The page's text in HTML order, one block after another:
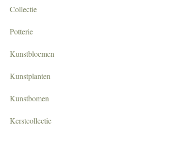
Collectie
Potterie
Kunstbloemen
Kunstplanten
Kunstbomen
Kerstcollectie